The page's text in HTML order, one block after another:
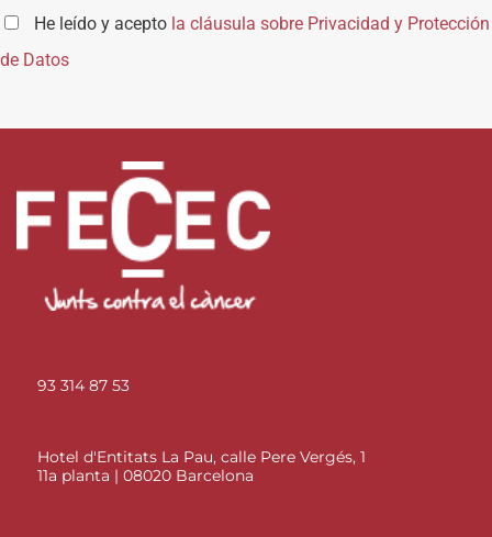
He leído y acepto la cláusula sobre Privacidad y Protección
de Datos
93 314 87 53
Hotel d'Entitats La Pau, calle Pere Vergés, 1
11a planta | 08020 Barcelona